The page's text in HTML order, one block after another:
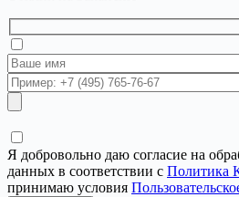
Я добровольно даю согласие на
данных в соответствии с Политика
принимаю условия